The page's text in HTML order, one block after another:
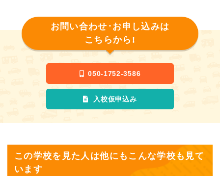
お問い合わせ･お申し込みは
こちらから!
050-1752-3586
入校仮申込み
この学校を見た人は他にもこんな学校も見て
います